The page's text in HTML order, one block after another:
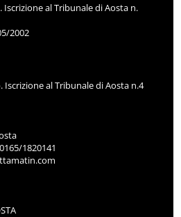
al Tribunale di Aosta n.
2002
Iscrizione al Tribunale di Aosta n.4
1820141